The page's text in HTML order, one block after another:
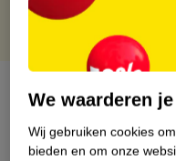
Over dit product
Productinformatie
We waarderen
Wij gebruiken cookies
bieden en om onze